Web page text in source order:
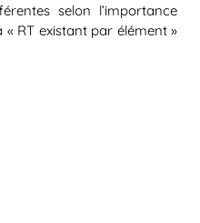
selon l’importance
RT existant par élément »